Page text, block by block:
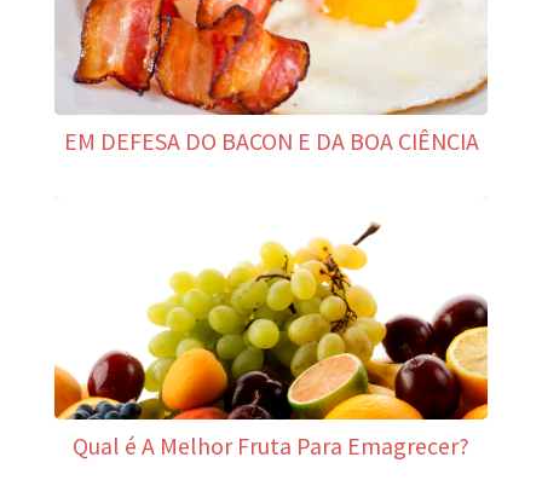
EM DEFESA DO BACON E DA BOA CIÊNCIA
Qual é A Melhor Fruta Para Emagrecer?